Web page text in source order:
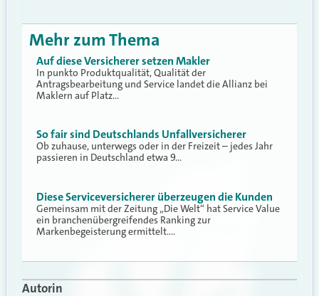
Mehr zum Thema
Auf diese Versicherer setzen Makler
In punkto Produktqualität, Qualität der
Antragsbearbeitung und Service landet die Allianz bei
Maklern auf Platz…
So fair sind Deutschlands Unfallversicherer
Ob zuhause, unterwegs oder in der Freizeit – jedes Jahr
passieren in Deutschland etwa 9…
Diese Serviceversicherer überzeugen die Kunden
Gemeinsam mit der Zeitung „Die Welt“ hat Service Value
ein branchenübergreifendes Ranking zur
Markenbegeisterung ermittelt.…
Autorin